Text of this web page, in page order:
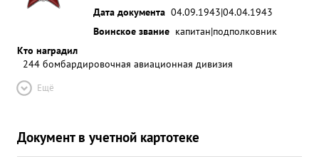
Дата документа 04.09.1943|04.04.1943
Воинское звание капитан|подполковник
Кто наградил
244 бомбардировочная авиационная дивизия
Ещё
Документ в учетной картотеке